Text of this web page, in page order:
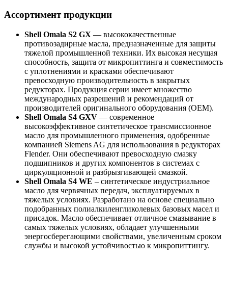
Ассортимент продукции
Shell Omala S2 GX — высококачественные
противозадирные масла, предназначенные для защиты
тяжелой промышленной техники. Их высокая несущая
способность, защита от микропиттинга и совместимость
с уплотнениями и красками обеспечивают
превосходную производительность в закрытых
редукторах. Продукция серии имеет множество
международных разрешений и рекомендаций от
производителей оригинального оборудования (OEM).
Shell Omala S4 GXV — современное
высокоэффективное синтетическое трансмиссионное
масло для промышленного применения, одобренные
компанией Siemens AG для использования в редукторах
Flender. Они обеспечивают превосходную смазку
подшипников и других компонентов в системах с
циркуляционной и разбрызгивающей смазкой.
Shell Omala S4 WE – синтетическое индустриальное
масло для червячных передач, эксплуатируемых в
тяжелых условиях. Разработано на основе специально
подобранных полиалкиленгликолевых базовых масел и
присадок. Масло обеспечивает отличное смазывание в
самых тяжелых условиях, обладает улучшенными
энергосберегающими свойствами, увеличенным сроком
службы и высокой устойчивостью к микропиттингу.